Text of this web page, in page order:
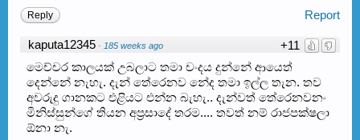
Report
Reply
+11
kaputa12345 · 185 weeks ago
මෙච්චර කාලයක් උබලාට තමා චංදය දුන්නේ ආයෙත්
දෙන්නේ නැහැ. දැන් තේරෙනව නේද තමා ඉල්ල තැන. තව
අවරුදු ගානකට එළියට එන්න බැහැ.. දැන්වත් ත‌ේරෙනවනං
මිනිස්සුන්ගේ තියන අප්‍රසාද‌ේ තරම.... තවත් නම් රාජපක්ෂලා
ඕනා නැ.